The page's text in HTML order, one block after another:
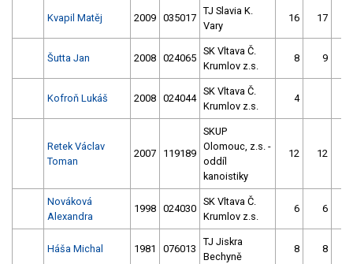
Kvapil Matěj 2009 035017
TJ Slavia K.
Vary
16 17
Šutta Jan 2008 024065
SK Vltava Č.
Krumlov z.s.
8 9
Kofroň Lukáš 2008 024044
SK Vltava Č.
Krumlov z.s.
4
Retek Václav
Toman
2007 119189
SKUP
Olomouc, z.s. -
oddíl
kanoistiky
12 12
Nováková
Alexandra
1998 024030
SK Vltava Č.
Krumlov z.s.
6 6
Háša Michal 1981 076013
TJ Jiskra
Bechyně
8 8